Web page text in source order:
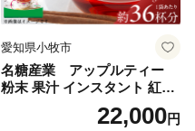
愛知県小牧市
名糖産業 アップルティー
粉末 果汁 インスタント 紅茶
ティー ビタミンC 袋 ロング
セラー 粉末飲料 粉末茶 簡単
22,000円